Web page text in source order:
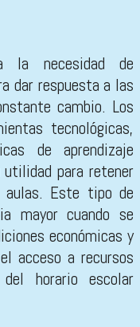
la necesidad de
dar respuesta a las
cambio. Los
tecnológicas,
de aprendizaje
utilidad para retener
Este tipo de
mayor cuando se
económicas y
acceso a recursos
horario escolar